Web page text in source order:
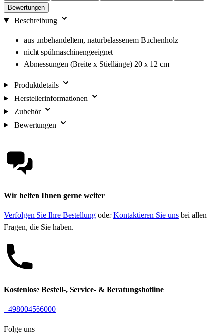
Bewertungen
Beschreibung
aus unbehandeltem, naturbelassenem Buchenholz
nicht spülmaschinengeeignet
Abmessungen (Breite x Stiellänge) 20 x 12 cm
Produktdetails
Herstellerinformationen
Zubehör
Bewertungen
Wir helfen Ihnen gerne weiter
Verfolgen Sie Ihre Bestellung oderKontaktieren Sie uns bei allen
Fragen, die Sie haben.
Kostenlose Bestell-, Service- & Beratungshotline
+498004566000
Folge uns